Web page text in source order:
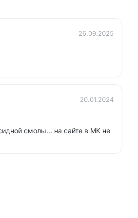
26.09.2025
20.01.2024
смолы... на сайте в МК не